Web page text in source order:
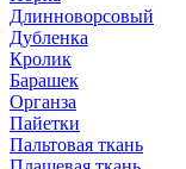
Длинноворсовый
Дубленка
Кролик
Барашек
Органза
Пайетки
Пальтовая ткань